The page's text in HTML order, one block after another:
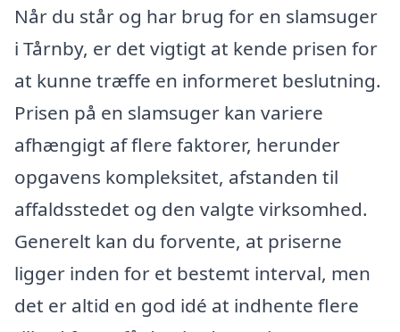
Når du står og har brug for en slamsuger
i Tårnby, er det vigtigt at kende prisen for
at kunne træffe en informeret beslutning.
Prisen på en slamsuger kan variere
afhængigt af flere faktorer, herunder
opgavens kompleksitet, afstanden til
affaldsstedet og den valgte virksomhed.
Generelt kan du forvente, at priserne
ligger inden for et bestemt interval, men
det er altid en god idé at indhente flere